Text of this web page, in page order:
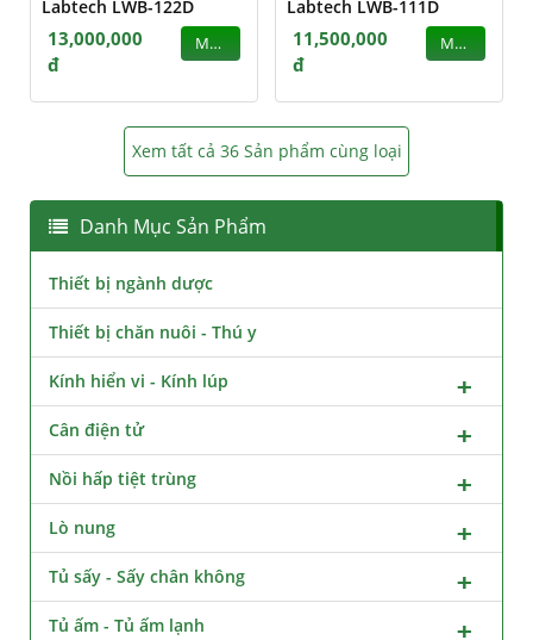
Labtech LWB-122D
13,000,000
đ
MUA
Labtech LWB-111D
11,500,000
đ
MUA
Xem tất cả 36 Sản phẩm cùng loại
Danh Mục Sản Phẩm
Thiết bị ngành dược
Thiết bị chăn nuôi - Thú y
Kính hiển vi - Kính lúp
Cân điện tử
Nồi hấp tiệt trùng
Lò nung
Tủ sấy - Sấy chân không
Tủ ấm - Tủ ấm lạnh